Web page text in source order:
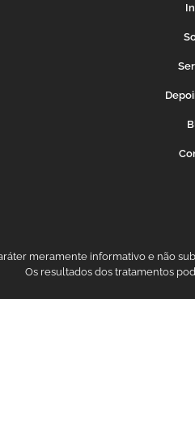
meramente informativo e não
Os resultados dos tratamentos